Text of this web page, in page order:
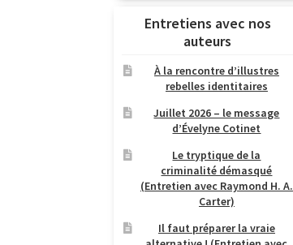
Entretiens avec nos
auteurs
À la rencontre d’illustres
rebelles identitaires
Juillet 2026 – le message
d’Évelyne Cotinet
Le tryptique de la
criminalité démasqué
(Entretien avec Raymond H. A.
Carter)
Il faut préparer la vraie